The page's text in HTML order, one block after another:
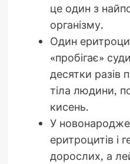
це один з
організму.
Один
«пробігає»
десятки
тіла людини,
кисень.
У
еритроцитів і
дорослих, а